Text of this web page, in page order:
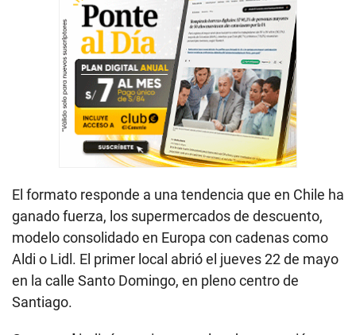
El formato responde a una tendencia que en Chile ha
ganado fuerza, los supermercados de descuento,
modelo consolidado en Europa con cadenas como
Aldi o Lidl. El primer local abrió el jueves 22 de mayo
en la calle Santo Domingo, en pleno centro de
Santiago.